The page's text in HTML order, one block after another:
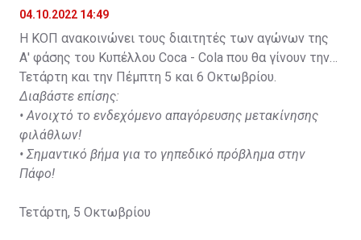
04.10.2022 14:49
Η ΚΟΠ ανακοινώνει τους διαιτητές των αγώνων της
Α' φάσης του Κυπέλλου Coca - Cola που θα γίνουν την
Τετάρτη και την Πέμπτη 5 και 6 Οκτωβρίου.
Διαβάστε επίσης:
•Ανοιχτό το ενδεχόμενο απαγόρευσης μετακίνησης
φιλάθλων!
•Σημαντικό βήμα για το γηπεδικό πρόβλημα στην
Πάφο!
Τετάρτη, 5 Οκτωβρίου